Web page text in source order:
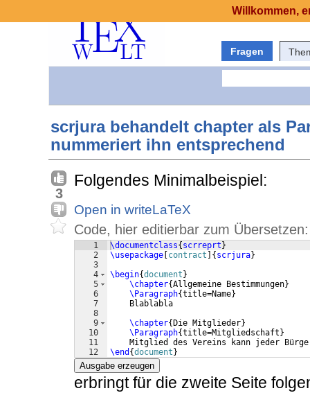
Fragen
scrjura behandelt chapter als
nummeriert ihn entsprechend
3
Folgendes Minimalbeispiel:
Open in writeLaTeX
Code, hier editierbar zum Übersetzen:
1
2
3
4
5
6
7
8
9
10
11
12
\documentclass{ scrreprt }
\usepackage contract { scrjura}
\begin{document }
\chapter{Allgemeine Bestimmungen}
\Paragraph{title=Name}
    Blablabla
\chapter{ Die Mitglieder}
\Paragraph{title=Mitgliedschaft }
Mitglied des Vereins kann jeder
\end {document }
Ausgabe erzeugen
erbringt für die zweite Seite
Willkommen,